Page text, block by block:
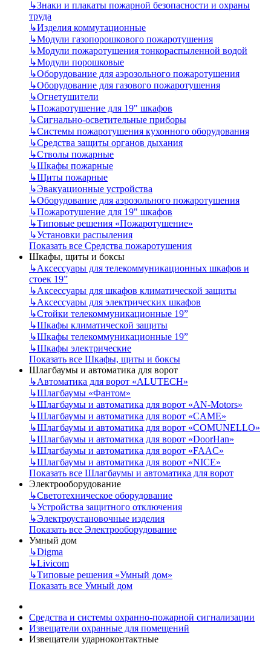
↳Знаки и плакаты пожарной безопасности и охраны
труда
↳Изделия коммутационные
↳Модули газопорошкового пожаротушения
↳Модули пожаротушения тонкораспыленной водой
↳Модули порошковые
↳Оборудование для аэрозольного пожаротушения
↳Оборудование для газового пожаротушения
↳Огнетушители
↳Пожаротушение для 19" шкафов
↳Сигнально-осветительные приборы
↳Системы пожаротушения кухонного оборудования
↳Средства защиты органов дыхания
↳Стволы пожарные
↳Шкафы пожарные
↳Щиты пожарные
↳Эвакуационные устройства
↳Оборудование для аэрозольного пожаротушения
↳Пожаротушение для 19" шкафов
↳Типовые решения «Пожаротушение»
↳Установки распыления
Показать все Средства пожаротушения
Шкафы, щиты и боксы
↳Аксессуары для телекоммуникационных шкафов и
стоек 19”
↳Аксессуары для шкафов климатической защиты
↳Аксессуары для электрических шкафов
↳Стойки телекоммуникационные 19”
↳Шкафы климатической защиты
↳Шкафы телекоммуникационные 19”
↳Шкафы электрические
Показать все Шкафы, щиты и боксы
Шлагбаумы и автоматика для ворот
↳Автоматика для ворот «ALUTECH»
↳Шлагбаумы «Фантом»
↳Шлагбаумы и автоматика для ворот «AN-Motors»
↳Шлагбаумы и автоматика для ворот «CAME»
↳Шлагбаумы и автоматика для ворот «COMUNELLO»
↳Шлагбаумы и автоматика для ворот «DoorHan»
↳Шлагбаумы и автоматика для ворот «FAAC»
↳Шлагбаумы и автоматика для ворот «NICE»
Показать все Шлагбаумы и автоматика для ворот
Электрооборудование
↳Светотехническое оборудование
↳Устройства защитного отключения
↳Электроустановочные изделия
Показать все Электрооборудование
Умный дом
↳Digma
↳Livicom
↳Типовые решения «Умный дом»
Показать все Умный дом
Средства и системы охранно-пожарной сигнализации
Извещатели охранные для помещений
Извещатели ударноконтактные